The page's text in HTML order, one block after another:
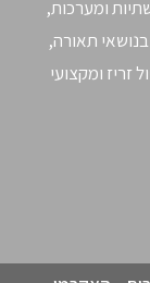
ומערכות,
תאורה,
זריז ומקצועי